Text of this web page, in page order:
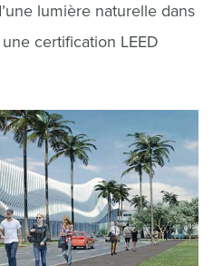
lumière naturelle dans
certification LEED